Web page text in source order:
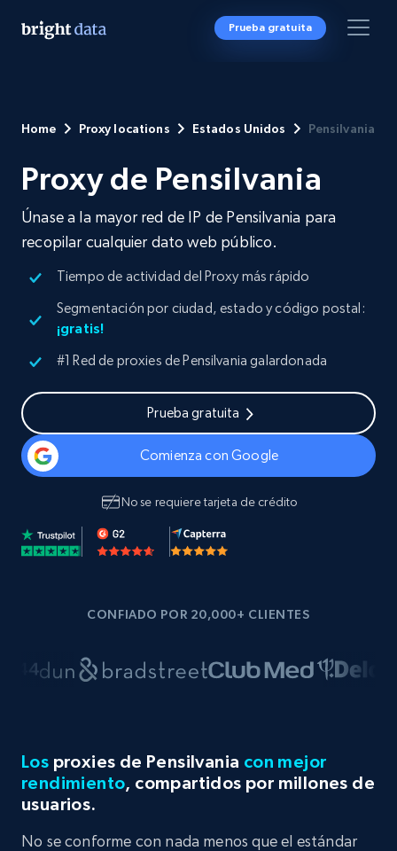
Prueba gratuita
Home Proxy locations Estados Unidos Pensilvania
Proxy de Pensilvania
Únase a la mayor red de IP de Pensilvania para
recopilar cualquier dato web público.
Tiempo de actividad del Proxy más rápido
Segmentación por ciudad, estado y código postal:
¡gratis!
#1 Red de proxies de Pensilvania galardonada
Prueba gratuita
Comienza con Google
No se requiere tarjeta de crédito
CONFIADO POR 20,000+ CLIENTES
Los proxies de Pensilvania con mejor
rendimiento, compartidos por millones de
usuarios.
No se conforme con nada menos que el estándar